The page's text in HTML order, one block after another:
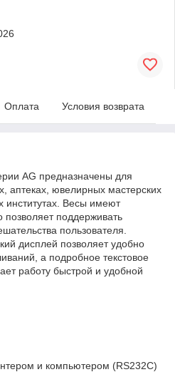
Оплата Условия возврата
AG предназначены для
аптеках, ювелирных мастерских
институтах. Весы имеют
позволяет поддерживать
пользователя.
дисплей позволяет удобно
а подробное текстовое
работу быстрой и удобной
и компьютером (RS232C)